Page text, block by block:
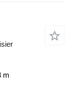
m